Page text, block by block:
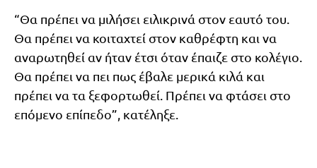
“Θα πρέπει να μιλήσει ειλικρινά στον εαυτό του.
Θα πρέπει να κοιταχτεί στον καθρέφτη και να
αναρωτηθεί αν ήταν έτσι όταν έπαιζε στο κολέγιο.
Θα πρέπει να πει πως έβαλε μερικά κιλά και
πρέπει να τα ξεφορτωθεί. Πρέπει να φτάσει στο
επόμενο επίπεδο”, κατέληξε.